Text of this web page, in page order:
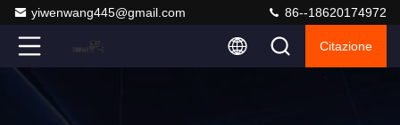
yiwenwang445@gmail.com 86--18620174972
Citazione